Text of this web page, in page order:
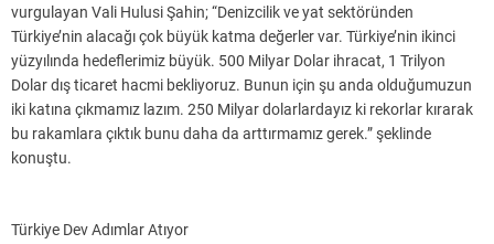
vurgulayan Vali Hulusi Şahin; “Denizcilik ve yat sektöründen
Türkiye’nin alacağı çok büyük katma değerler var. Türkiye’nin ikinci
yüzyılında hedeflerimiz büyük. 500 Milyar Dolar ihracat, 1 Trilyon
Dolar dış ticaret hacmi bekliyoruz. Bunun için şu anda olduğumuzun
iki katına çıkmamız lazım. 250 Milyar dolarlardayız ki rekorlar kırarak
bu rakamlara çıktık bunu daha da arttırmamız gerek.” şeklinde
konuştu.
Türkiye Dev Adımlar Atıyor